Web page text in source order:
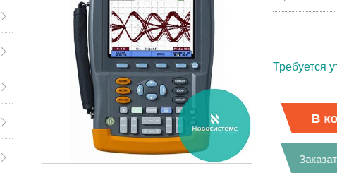
Требуется
В